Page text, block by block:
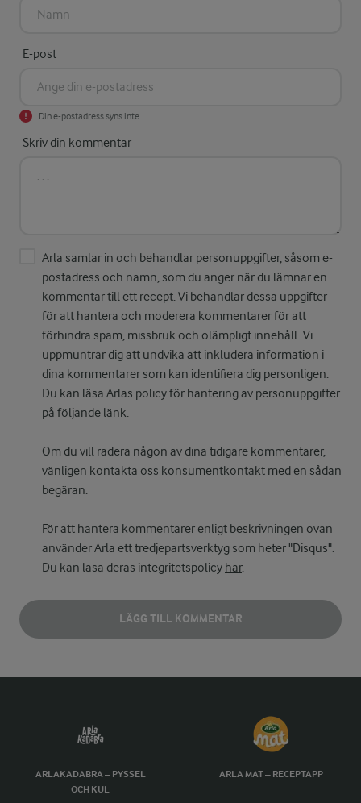
E-post
Din e-postadress syns inte
Skriv din kommentar
Arla samlar in och behandlar personuppgifter, såsom e-
postadress och namn, som du anger när du lämnar en
kommentar till ett recept. Vi behandlar dessa uppgifter
för att hantera och moderera kommentarer för att
förhindra spam, missbruk och olämpligt innehåll. Vi
uppmuntrar dig att undvika att inkludera information i
dina kommentarer som kan identifiera dig personligen.
Du kan läsa Arlas policy för hantering av personuppgifter
på följande länk.
Om du vill radera någon av dina tidigare kommentarer,
vänligen kontakta oss konsumentkontakt med en sådan
begäran.
För att hantera kommentarer enligt beskrivningen ovan
använder Arla ett tredjepartsverktyg som heter "Disqus".
Du kan läsa deras integritetspolicy här.
LÄGG TILL KOMMENTAR
ARLAKADABRA – PYSSEL
OCH KUL
ARLA MAT – RECEPTAPP